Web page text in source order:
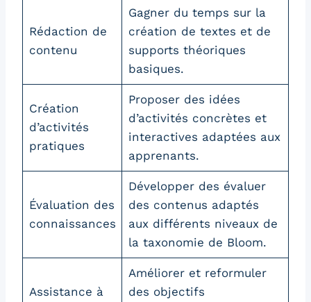
Rédaction de
contenu
Gagner du temps sur la
création de textes et de
supports théoriques
basiques.
Création
d’activités
pratiques
Proposer des idées
d’activités concrètes et
interactives adaptées aux
apprenants.
Évaluation des
connaissances
Développer des évaluer
des contenus adaptés
aux différents niveaux de
la taxonomie de Bloom.
Assistance à
Améliorer et reformuler
des objectifs